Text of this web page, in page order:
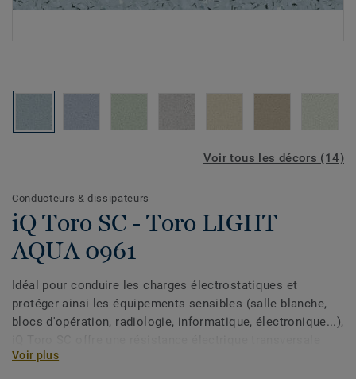
Voir tous les décors (14)
Conducteurs & dissipateurs
iQ Toro SC - Toro LIGHT
AQUA 0961
Idéal pour conduire les charges électrostatiques et
protéger ainsi les équipements sensibles (salle blanche,
blocs d'opération, radiologie, informatique, électronique...),
≤106 Ω (EN 1081). Un simple lustrage à sec suffit pour
Voir plus